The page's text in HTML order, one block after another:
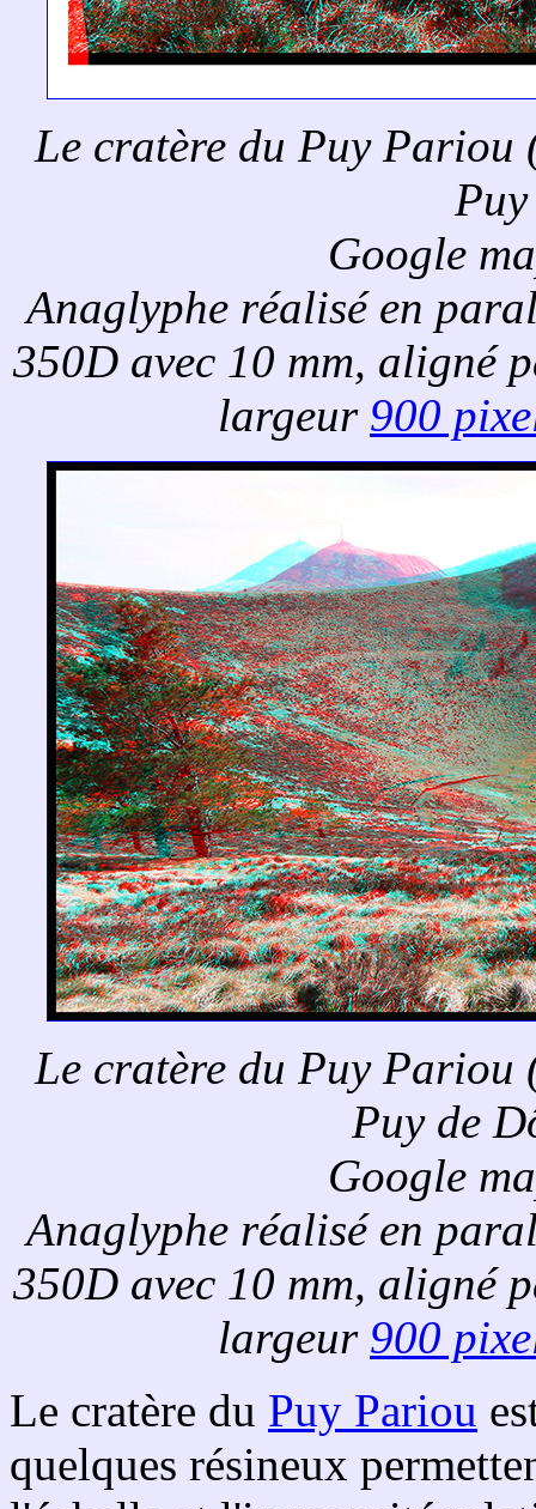
Le cratère du Puy
Google
Anaglyphe réalisé en
350D avec 10 mm, aligné
largeur 900
Le cratère du Puy
Puy de
Google
Anaglyphe réalisé en
350D avec 10 mm, aligné
largeur 900
Le cratère du Puy Pariou
quelques résineux